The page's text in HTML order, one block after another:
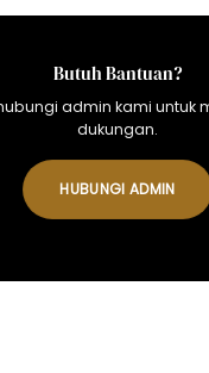
Butuh Bantuan?
admin kami untuk
dukungan.
HUBUNGI ADMIN